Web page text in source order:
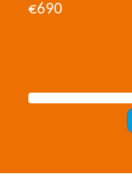
€690